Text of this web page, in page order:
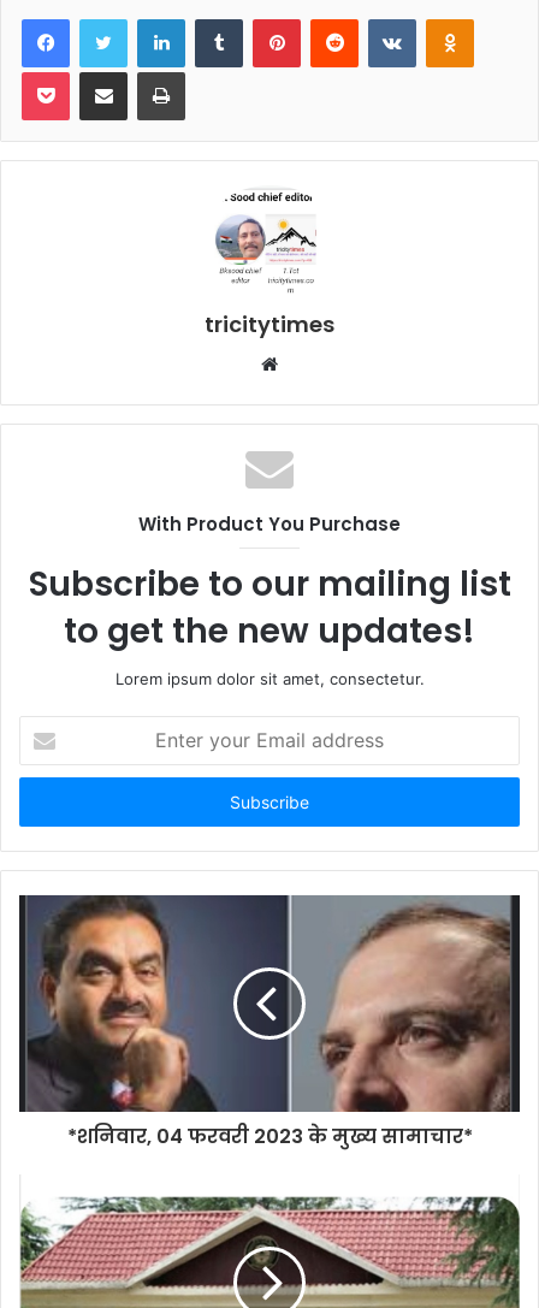
FacebookTwitter LinkedInTumblr PinterestReddit VKontakte
Pocket Share via Email Print
tricitytimes
Website
With Product You Purchase
Subscribe to our mailing list
to get the new updates!
Lorem ipsum dolor sit amet, consectetur.
your
Email
*शनिवार, 04 फरवरी 2023 के मुख्य सामाचार*